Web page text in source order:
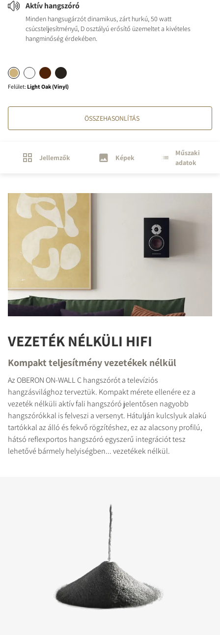
Aktív hangszóró
Minden hangsugárzót dinamikus, zárt hurkú, 50 watt
csúcsteljesítményű, D osztályú erősítő üzemeltet a kivételes
hangminőség érdekében.
Felület: Light Oak (Vinyl)
ÖSSZEHASONLÍTÁS
Jellemzők Képek
Műszaki
adatok
VEZETÉK NÉLKÜLI HIFI
Kompakt teljesítmény vezetékek nélkül
Az OBERON ON-WALL C hangszórót a televíziós
hangzásvilághoz terveztük. Kompakt mérete ellenére ez a
vezeték nélküli aktív fali hangszóró jelentősen nagyobb
hangszórókkal is felveszi a versenyt. Hátulján kulcslyuk alakú
tartókkal az álló és fekvő rögzítéshez, ez az alacsony profilú,
hátsó reflexportos hangszóró egyszerű integrációt tesz
lehetővé bármely helyiségben... vezetékek nélkül.